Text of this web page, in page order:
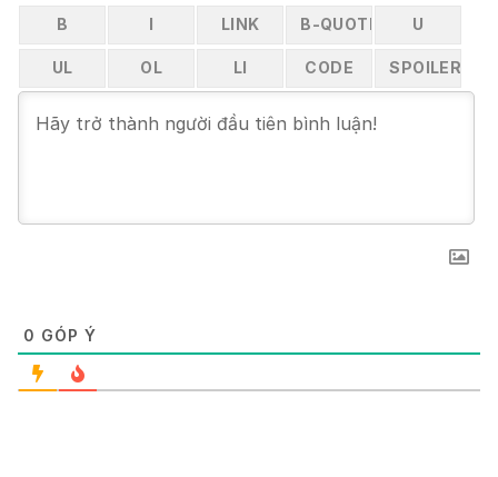
0 GÓP Ý